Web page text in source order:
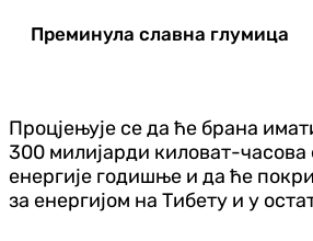
Преминула славна глумица
Процјењује се да ће брана
300 милијарди киловат-часова
енергије годишње и да ће
за енергијом на Тибету и у